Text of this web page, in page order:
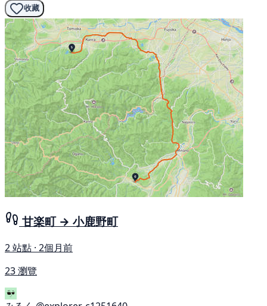
收藏
甘楽町 → 小鹿野町
2 站點 · 2個月前
23 瀏覽